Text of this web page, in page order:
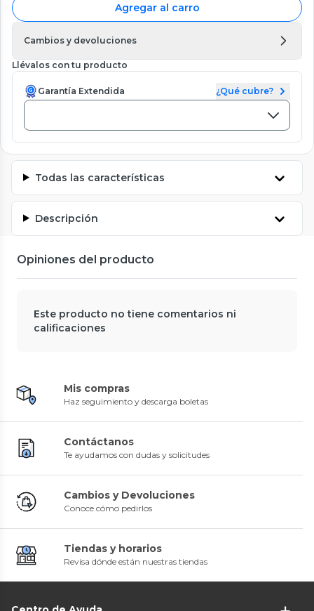
Agregar al carro
Cambios y devoluciones
Llévalos con tu producto
Garantía Extendida ¿Qué cubre?
Todas las características
Descripción
Opiniones del producto
Este producto no tiene comentarios ni
calificaciones
Mis compras
Haz seguimiento y descarga boletas
Contáctanos
Te ayudamos con dudas y solicitudes
Cambios y Devoluciones
Conoce cómo pedirlos
Tiendas y horarios
Revisa dónde están nuestras tiendas